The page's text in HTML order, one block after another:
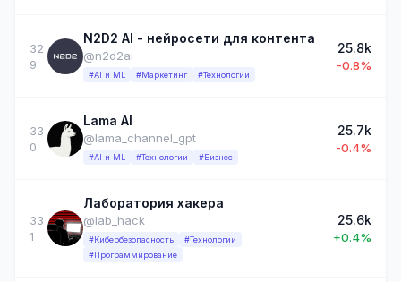
32
9
N2D2 AI - нейросети для контента
@n2d2ai
#AI и ML #Маркетинг #Технологии
25.8k
-0.8%
33
0
Lama AI
@lama_channel_gpt
#AI и ML #Технологии #Бизнес
25.7k
-0.4%
33
1
Лаборатория хакера
@lab_hack
#Кибербезопасность
#Технологии
#Программирование
25.6k
+0.4%